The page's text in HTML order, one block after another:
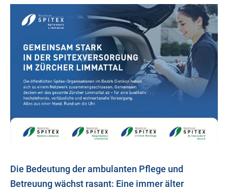
Die Bedeutung der ambulanten Pflege und
Betreuung wächst rasant: Eine immer älter